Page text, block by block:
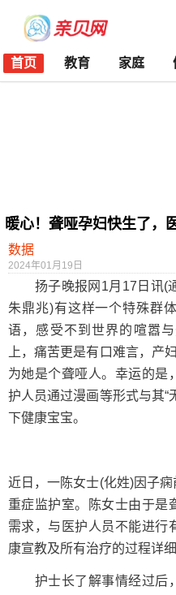
首页 教育 家庭
暖心！聋哑孕妇快生了，
数据
2024年01月19日
扬子晚报网1月17日讯(
朱鼎兆)有这样一个特殊群
语，感受不到世界的喧嚣
上，痛苦更是有口难言，产
为她是个聋哑人。幸运的是
护人员通过漫画等形式与其“
下健康宝宝。
近日，一陈女士(化姓)因子
重症监护室。陈女士由于是
需求，与医护人员不能进行
康宣教及所有治疗的过程详
护士长了解事情经过后